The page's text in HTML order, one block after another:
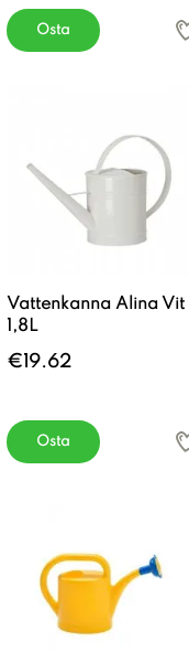
Osta
Vattenkanna Alina Vit
1,8L
€19.62
Osta